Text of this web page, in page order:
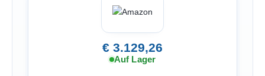
€ 3.129,26
Auf Lager